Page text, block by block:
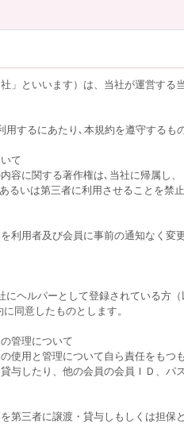
」といいます）は、当社が運営す
するにあたり､本規約を遵守する
て
容に関する著作権は､当社に帰属し
るいは第三者に利用させることを禁止
利用者及び会員に事前の通知なく
にヘルパーとして登録されている方
同意したものとします。
管理について
使用と管理について自ら責任をもつ
与したり、他の会員の会員ＩＤ、パ
第三者に譲渡・貸与しもしくは担保